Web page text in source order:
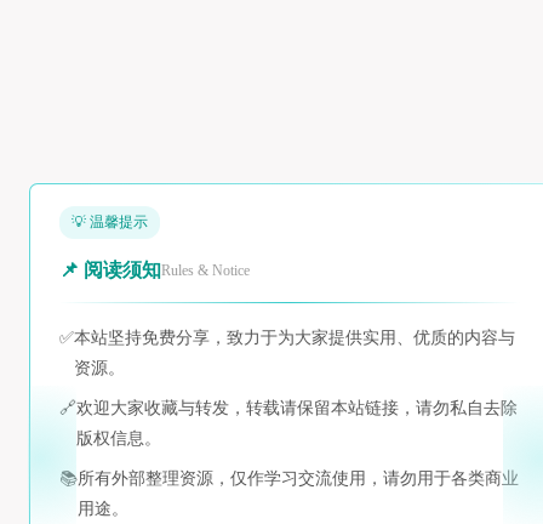
💡 温馨提示
📌 阅读须知Rules & Notice
✅本站坚持免费分享，致力于为大家提供实用、优质的内容与
资源。
🔗欢迎大家收藏与转发，转载请保留本站链接，请勿私自去除
版权信息。
📚所有外部整理资源，仅作学习交流使用，请勿用于各类商业
用途。